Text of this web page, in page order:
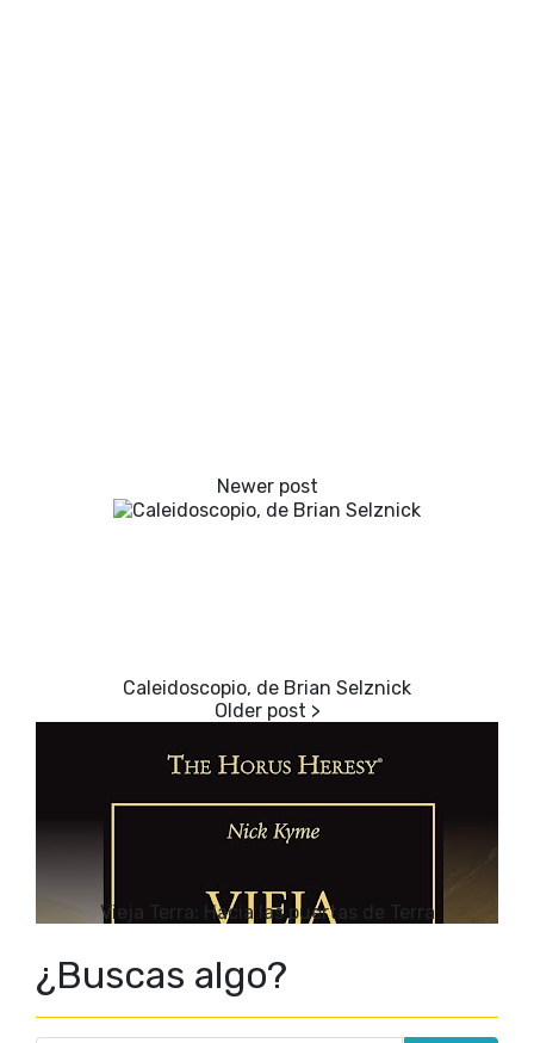
Caleidoscopio, de Brian Selznick
Vieja Terra: Hacia las puertas de Terra
¿Buscas algo?